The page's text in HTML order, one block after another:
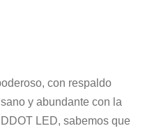
con respaldo
y abundante con la
LED, sabemos que